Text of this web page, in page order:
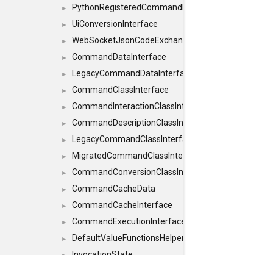
► PythonRegisteredCommandIdsInterface
► UiConversionInterface
► WebSocketJsonCodeExchangerInterface
► CommandDataInterface
► LegacyCommandDataInterface
► CommandClassInterface
► CommandInteractionClassInterface
► CommandDescriptionClassInterface
► LegacyCommandClassInterface
► MigratedCommandClassInterface
► CommandConversionClassInterface
► CommandCacheData
► CommandCacheInterface
► CommandExecutionInterface
► DefaultValueFunctionsHelper< const Result<